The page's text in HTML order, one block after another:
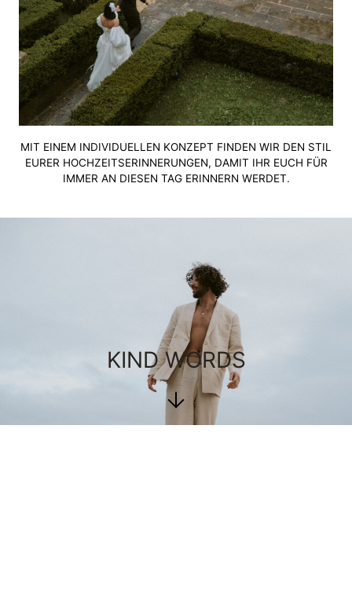
MIT EINEM INDIVIDUELLEN KONZEPT FINDEN WIR DEN STIL
EURER HOCHZEITSERINNERUNGEN, DAMIT IHR EUCH FÜR
IMMER AN DIESEN TAG ERINNERN WERDET.
KIND WORDS